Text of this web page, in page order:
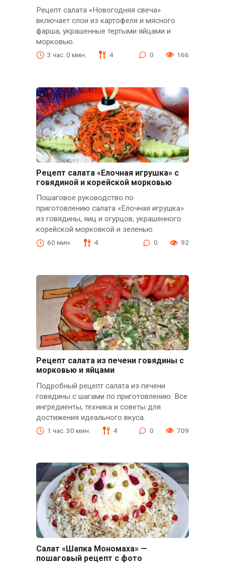
Рецепт салата «Новогодняя свеча»
включает слои из картофеля и мясного
фарша, украшенные тертыми яйцами и
морковью.
3 час. 0 мин. 4 0 166
Рецепт салата «Елочная игрушка» с
говядиной и корейской морковью
Пошаговое руководство по
приготовлению салата «Елочная игрушка»
из говядины, яиц и огурцов, украшенного
корейской морковкой и зеленью.
60 мин. 4 0 92
Рецепт салата из печени говядины с
морковью и яйцами
Подробный рецепт салата из печени
говядины с шагами по приготовлению. Все
ингредиенты, техника и советы для
достижения идеального вкуса.
1 час. 30 мин. 4 0 709
Салат «Шапка Мономаха» —
пошаговый рецепт с фото